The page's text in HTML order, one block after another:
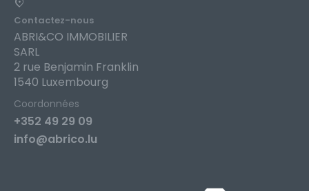
Contactez-nous
ABRI&CO IMMOBILIER
SARL
2 rue Benjamin Franklin
1540 Luxembourg
Coordonnées
+352 49 29 09
info@abrico.lu